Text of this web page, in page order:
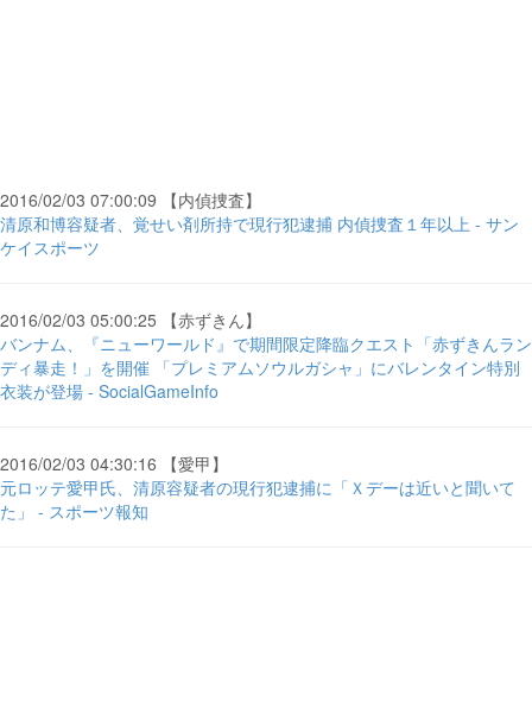
2016/02/03 07:00:09 【内偵捜査】
清原和博容疑者、覚せい剤所持で現行犯逮捕 内偵捜査１年以上 - サン
ケイスポーツ
2016/02/03 05:00:25 【赤ずきん】
バンナム、『ニューワールド』で期間限定降臨クエスト「赤ずきんラン
ディ暴走！」を開催 「プレミアムソウルガシャ」にバレンタイン特別
衣装が登場 - SocialGameInfo
2016/02/03 04:30:16 【愛甲】
元ロッテ愛甲氏、清原容疑者の現行犯逮捕に「Ｘデーは近いと聞いて
た」 - スポーツ報知